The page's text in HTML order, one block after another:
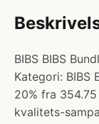
BIBS BIBS
Kategori: BIBS
20% fra
kvalitets-